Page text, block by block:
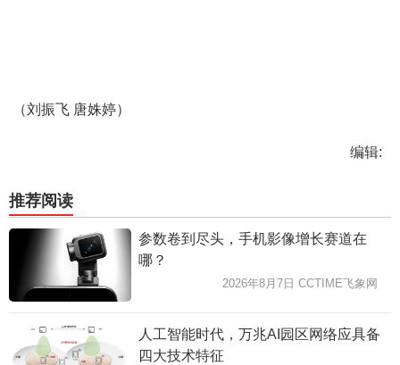
（刘振飞 唐姝婷）
编辑:
推荐阅读
参数卷到尽头，手机影像增长赛道在
哪？
2026年8月7日 CCTIME飞象网
人工智能时代，万兆AI园区网络应具备
四大技术特征